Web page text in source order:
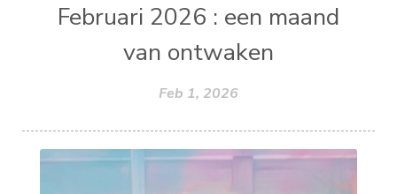
Februari 2026 : een maand
van ontwaken
Feb 1, 2026